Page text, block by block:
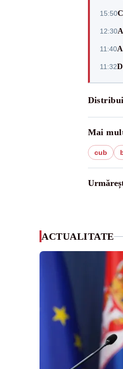
15:50
12:30
11:40
11:32
Mai
cub
ACTUALITATE